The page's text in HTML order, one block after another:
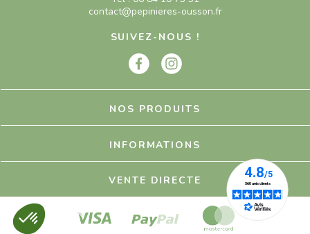
contact@pepinieres-ousson.fr
SUIVEZ-NOUS !
NOS PRODUITS
INFORMATIONS
VENTE DIRECTE